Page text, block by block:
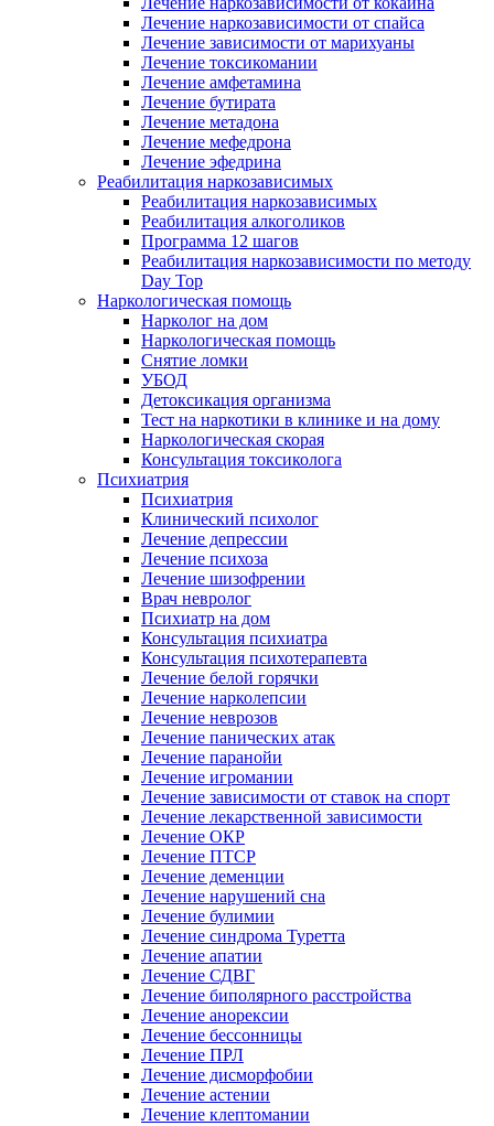
Лечение наркозависимости от спайса
Лечение зависимости от марихуаны
Лечение токсикомании
Лечение амфетамина
Лечение бутирата
Лечение метадона
Лечение мефедрона
Лечение эфедрина
Реабилитация наркозависимых
Реабилитация наркозависимых
Реабилитация алкоголиков
Программа 12 шагов
Реабилитация наркозависимости по методу
Day Top
Наркологическая помощь
Нарколог на дом
Наркологическая помощь
Снятие ломки
УБОД
Детоксикация организма
Тест на наркотики в клинике и на дому
Наркологическая скорая
Консультация токсиколога
Психиатрия
Психиатрия
Клинический психолог
Лечение депрессии
Лечение психоза
Лечение шизофрении
Врач невролог
Психиатр на дом
Консультация психиатра
Консультация психотерапевта
Лечение белой горячки
Лечение нарколепсии
Лечение неврозов
Лечение панических атак
Лечение паранойи
Лечение игромании
Лечение зависимости от ставок на спорт
Лечение лекарственной зависимости
Лечение ОКР
Лечение ПТСР
Лечение деменции
Лечение нарушений сна
Лечение булимии
Лечение синдрома Туретта
Лечение апатии
Лечение СДВГ
Лечение биполярного расстройства
Лечение анорексии
Лечение бессонницы
Лечение ПРЛ
Лечение дисморфобии
Лечение астении
Лечение клептомании